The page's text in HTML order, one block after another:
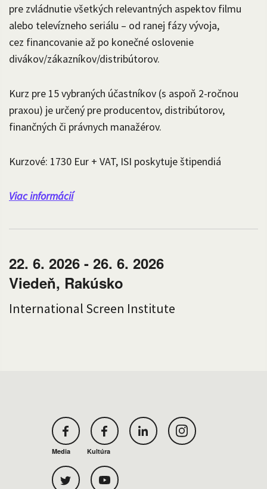
pre zvládnutie všetkých relevantných aspektov filmu
alebo televízneho seriálu – od ranej fázy vývoja,
cez financovanie až po konečné oslovenie
divákov/zákazníkov/distribútorov.
Kurz pre 15 vybraných účastníkov (s aspoň 2-ročnou
praxou) je určený pre producentov, distribútorov,
finančných či právnych manažérov.
Kurzové: 1730 Eur + VAT, ISI poskytuje štipendiá
Viac informácií
22. 6. 2026 - 26. 6. 2026
Viedeň, Rakúsko
International Screen Institute
Media Kultúra